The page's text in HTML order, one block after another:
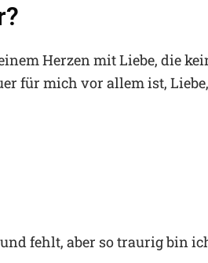
Herzen mit Liebe, die
für mich vor allem ist,
fehlt, aber so traurig bin